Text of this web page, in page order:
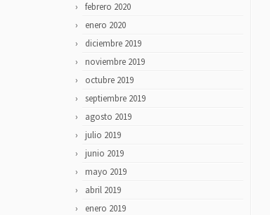
febrero 2020
enero 2020
diciembre 2019
noviembre 2019
octubre 2019
septiembre 2019
agosto 2019
julio 2019
junio 2019
mayo 2019
abril 2019
enero 2019